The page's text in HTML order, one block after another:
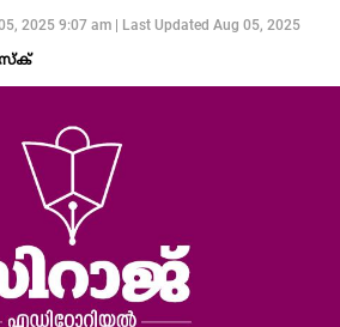
2025 9:07 am| Last Updated Aug 05, 2025